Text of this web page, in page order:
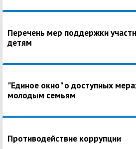
Перечень мер поддержки
детям
"Единое окно" о доступных
молодым семьям
Противодействие коррупции